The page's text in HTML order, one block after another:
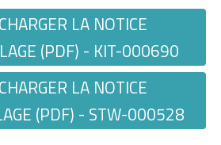
LA NOTICE
(PDF) - KIT-000690
LA NOTICE
(PDF) - STW-000528